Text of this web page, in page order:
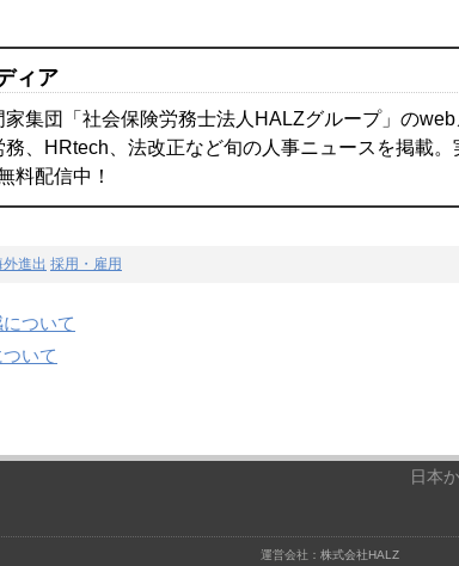
ィア
家集団「社会保険労務士法人HALZグループ」の
、HRtech、法改正など旬の人事ニュースを掲載。
料配信中！
進出 採用・雇用
ついて
いて
日本
運営会社： 株式会社HALZ